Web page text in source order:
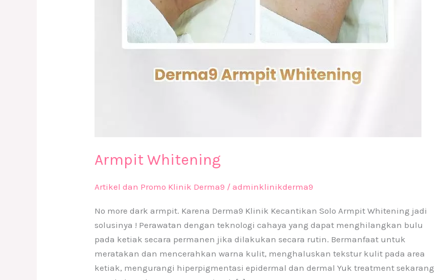
Armpit Whitening
Artikel dan Promo Klinik Derma9 /adminklinikderma9
No more dark armpit. Karena Derma9 Klinik Kecantikan Solo Armpit Whitening jadi
solusinya ! Perawatan dengan teknologi cahaya yang dapat menghilangkan bulu
pada ketiak secara permanen jika dilakukan secara rutin. Bermanfaat untuk
meratakan dan mencerahkan warna kulit, menghaluskan tekstur kulit pada area
ketiak, mengurangi hiperpigmentasi epidermal dan dermal Yuk treatment sekarang